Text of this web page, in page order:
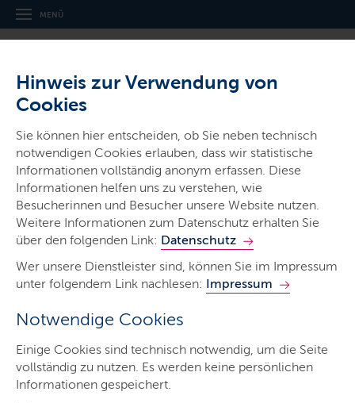
Hinweis zur Verwendung von
Cookies
Sie können hier entscheiden, ob Sie neben technisch
notwendigen Cookies erlauben, dass wir statistische
Informationen vollständig anonym erfassen. Diese
Informationen helfen uns zu verstehen, wie
Besucherinnen und Besucher unsere Website nutzen.
Weitere Informationen zum Datenschutz erhalten Sie
über den folgenden Link: Datenschutz
Wer unsere Dienstleister sind, können Sie im Impressum
unter folgendem Link nachlesen: Impressum
Notwendige Cookies
Einige Cookies sind technisch notwendig, um die Seite
vollständig zu nutzen. Es werden keine persönlichen
Informationen gespeichert.
MENÜ
Schleswig-Holsteinisches
Oberverwaltungsgericht/
Verwaltungsgericht
Gerichte & Justizbehörden
Start
Oberverwaltungsgericht
Verwaltungsgericht